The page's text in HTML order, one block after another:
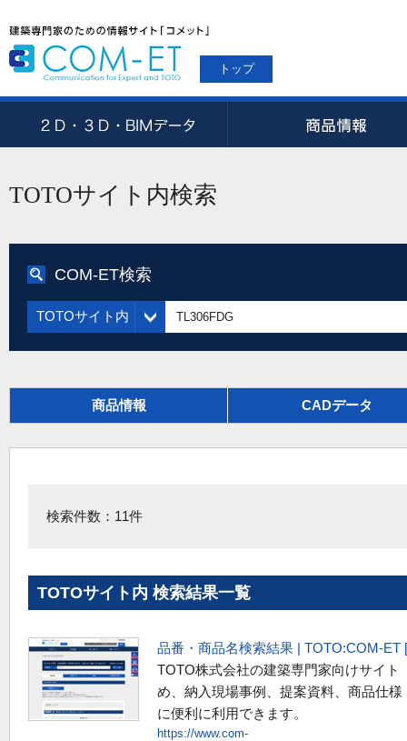
トップ
TOTOサイト内検索
COM-ET検索
TOTOサイト内
商品情報 CADデータ
検索件数：11件
TOTOサイト内 検索結果一覧
品番・商品名検索結果 | TOTO:COM-
TOTO株式会社の建築専門家向けサイ
め、納入現場事例、提案資料、商品仕
に便利に利用できます。
https://www.com-